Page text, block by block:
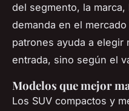
del segmento, la
demanda en el
patrones ayuda a
entrada, sino según el
Modelos que mejor
Los SUV compactos y